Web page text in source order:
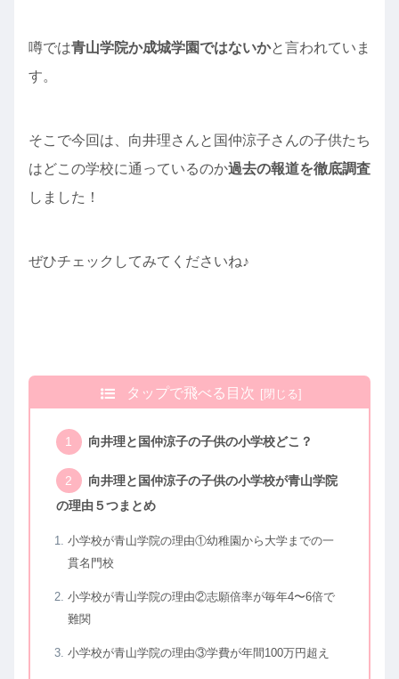
噂では青山学院か成城学園ではないかと言われていま
す。
そこで今回は、向井理さんと国仲涼子さんの子供たち
はどこの学校に通っているのか過去の報道を徹底調査
しました！
ぜひチェックしてみてくださいね♪
タップで飛べる目次
向井理と国仲涼子の子供の小学校どこ？
向井理と国仲涼子の子供の小学校が青山学院
の理由５つまとめ
小学校が青山学院の理由①幼稚園から大学までの一
貫名門校
小学校が青山学院の理由②志願倍率が毎年4〜6倍で
難関
小学校が青山学院の理由③学費が年間100万円超え